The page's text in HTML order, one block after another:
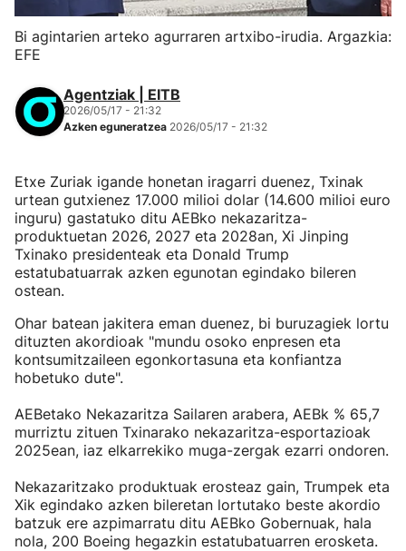
Bi agintarien arteko agurraren artxibo-irudia. Argazkia:
EFE
Agentziak | EITB
2026/05/17 - 21:32
Azken eguneratzea 2026/05/17 - 21:32
Etxe Zuriak igande honetan iragarri duenez, Txinak
urtean gutxienez 17.000 milioi dolar (14.600 milioi euro
inguru) gastatuko ditu AEBko nekazaritza-
produktuetan 2026, 2027 eta 2028an, Xi Jinping
Txinako presidenteak eta Donald Trump
estatubatuarrak azken egunotan egindako bileren
ostean.
Ohar batean jakitera eman duenez, bi buruzagiek lortu
dituzten akordioak "mundu osoko enpresen eta
kontsumitzaileen egonkortasuna eta konfiantza
hobetuko dute".
AEBetako Nekazaritza Sailaren arabera, AEBk % 65,7
murriztu zituen Txinarako nekazaritza-esportazioak
2025ean, iaz elkarrekiko muga-zergak ezarri ondoren.
Nekazaritzako produktuak erosteaz gain, Trumpek eta
Xik egindako azken bileretan lortutako beste akordio
batzuk ere azpimarratu ditu AEBko Gobernuak, hala
nola, 200 Boeing hegazkin estatubatuarren erosketa.